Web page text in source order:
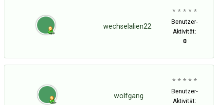
wechselalien22
* * * * *
Benutzer-
Aktivität:
0
wolfgang
* * * * *
Benutzer-
Aktivität: